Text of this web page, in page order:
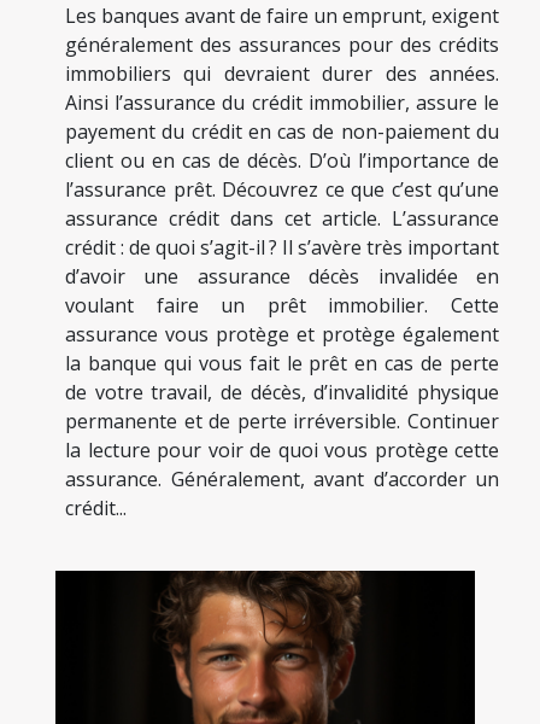
Les banques avant de faire un emprunt, exigent
généralement des assurances pour des crédits
immobiliers qui devraient durer des années.
Ainsi l’assurance du crédit immobilier, assure le
payement du crédit en cas de non-paiement du
client ou en cas de décès. D’où l’importance de
l’assurance prêt. Découvrez ce que c’est qu’une
assurance crédit dans cet article. L’assurance
crédit : de quoi s’agit-il ? Il s’avère très important
d’avoir une assurance décès invalidée en
voulant faire un prêt immobilier. Cette
assurance vous protège et protège également
la banque qui vous fait le prêt en cas de perte
de votre travail, de décès, d’invalidité physique
permanente et de perte irréversible. Continuer
la lecture pour voir de quoi vous protège cette
assurance. Généralement, avant d’accorder un
crédit...